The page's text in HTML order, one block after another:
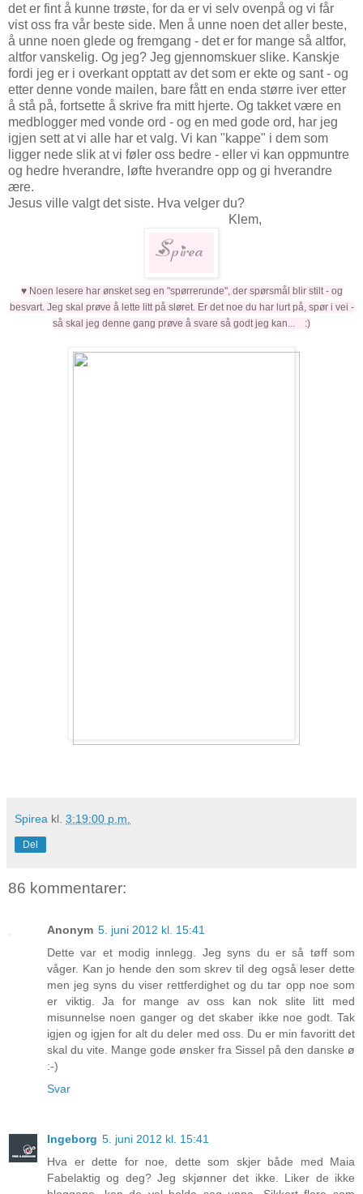
det er fint å kunne trøste, for da er vi selv ovenpå og vi får
vist oss fra vår beste side. Men å unne noen det aller beste,
å unne noen glede og fremgang - det er for mange så altfor,
altfor vanskelig. Og jeg? Jeg gjennomskuer slike. Kanskje
fordi jeg er i overkant opptatt av det som er ekte og sant - og
etter denne vonde mailen, bare fått en enda større iver etter
å stå på, fortsette å skrive fra mitt hjerte. Og takket være en
medblogger med vonde ord - og en med gode ord, har jeg
igjen sett at vi alle har et valg. Vi kan "kappe" i dem som
ligger nede slik at vi føler oss bedre - eller vi kan oppmuntre
og hedre hverandre, løfte hverandre opp og gi hverandre
ære.
Jesus ville valgt det siste. Hva velger du?
Klem,
♥ Noen lesere har ønsket seg en "spørrerunde", der spørsmål blir stilt - og
besvart. Jeg skal prøve å lette litt på sløret. Er det noe du har lurt på, spør i vei -
så skal jeg denne gang prøve å svare så godt jeg kan... :)
Spirea kl. 3:19:00 p.m.
Del
86 kommentarer:
Anonym 5. juni 2012 kl. 15:41
Dette var et modig innlegg. Jeg syns du er så tøff som
våger. Kan jo hende den som skrev til deg også leser dette
men jeg syns du viser rettferdighet og du tar opp noe som
er viktig. Ja for mange av oss kan nok slite litt med
misunnelse noen ganger og det skaber ikke noe godt. Tak
igjen og igjen for alt du deler med oss. Du er min favoritt det
skal du vite. Mange gode ønsker fra Sissel på den danske ø
:-)
Svar
Ingeborg 5. juni 2012 kl. 15:41
Hva er dette for noe, dette som skjer både med Maia
Fabelaktig og deg? Jeg skjønner det ikke. Liker de ikke